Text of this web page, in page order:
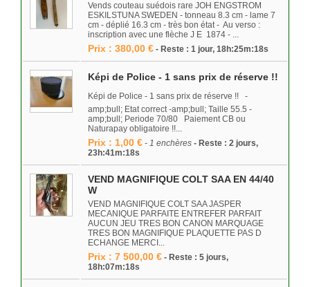
Vends couteau suédois rare JOH ENGSTROM
ESKILSTUNA SWEDEN - tonneau 8.3 cm - lame 7
cm - déplié 16.3 cm - très bon état - Au verso :
inscription avec une flèche J E 1874 - ...
Prix : 380,00 € - Reste : 1 jour, 18h:25m:18s
Képi de Police - 1 sans prix de réserve !!
Képi de Police - 1 sans prix de réserve !! -
amp;bull; Etat correct -amp;bull; Taille 55.5 -
amp;bull; Periode 70/80 Paiement CB ou
Naturapay obligatoire !!...
Prix : 1,00 € - 1 enchères - Reste : 2 jours,
23h:41m:18s
VEND MAGNIFIQUE COLT SAA EN 44/40
W
VEND MAGNIFIQUE COLT SAA JASPER
MECANIQUE PARFAITE ENTREFER PARFAIT
AUCUN JEU TRES BON CANON MARQUAGE
TRES BON MAGNIFIQUE PLAQUETTE PAS D
ECHANGE MERCI...
Prix : 7 500,00 € - Reste : 5 jours,
18h:07m:18s